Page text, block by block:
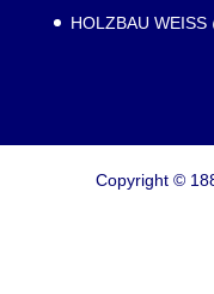
HOLZBAU WEISS
Copyright ©